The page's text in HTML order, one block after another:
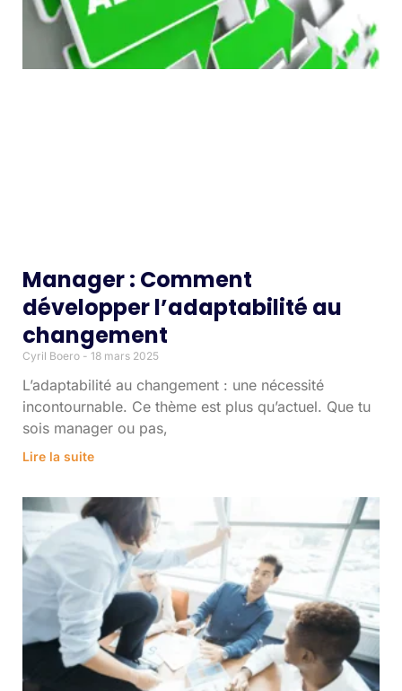
Manager : Comment
développer l’adaptabilité au
changement
Cyril Boero 18 mars 2025
L’adaptabilité au changement : une nécessité
incontournable. Ce thème est plus qu’actuel. Que tu
sois manager ou pas,
Lire la suite